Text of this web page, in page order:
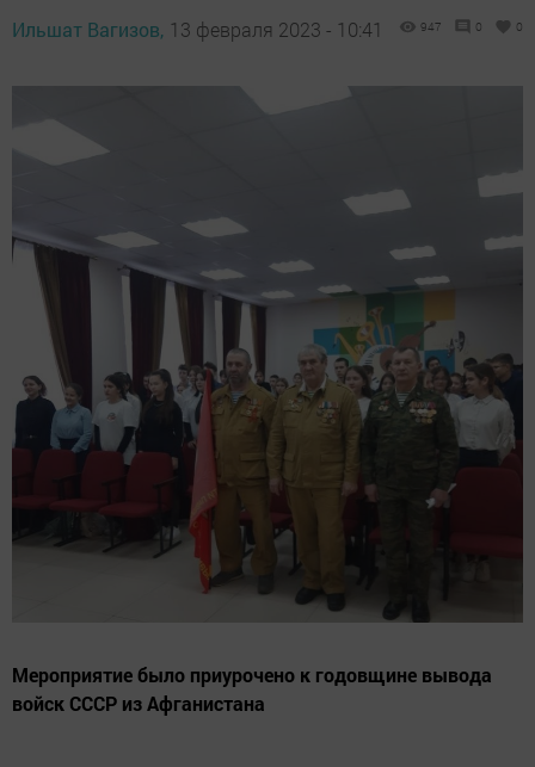
Ильшат Вагизов, 13 февраля 2023 - 10:41 947 0 0
Мероприятие было приурочено к годовщине вывода
войск СССР из Афганистана